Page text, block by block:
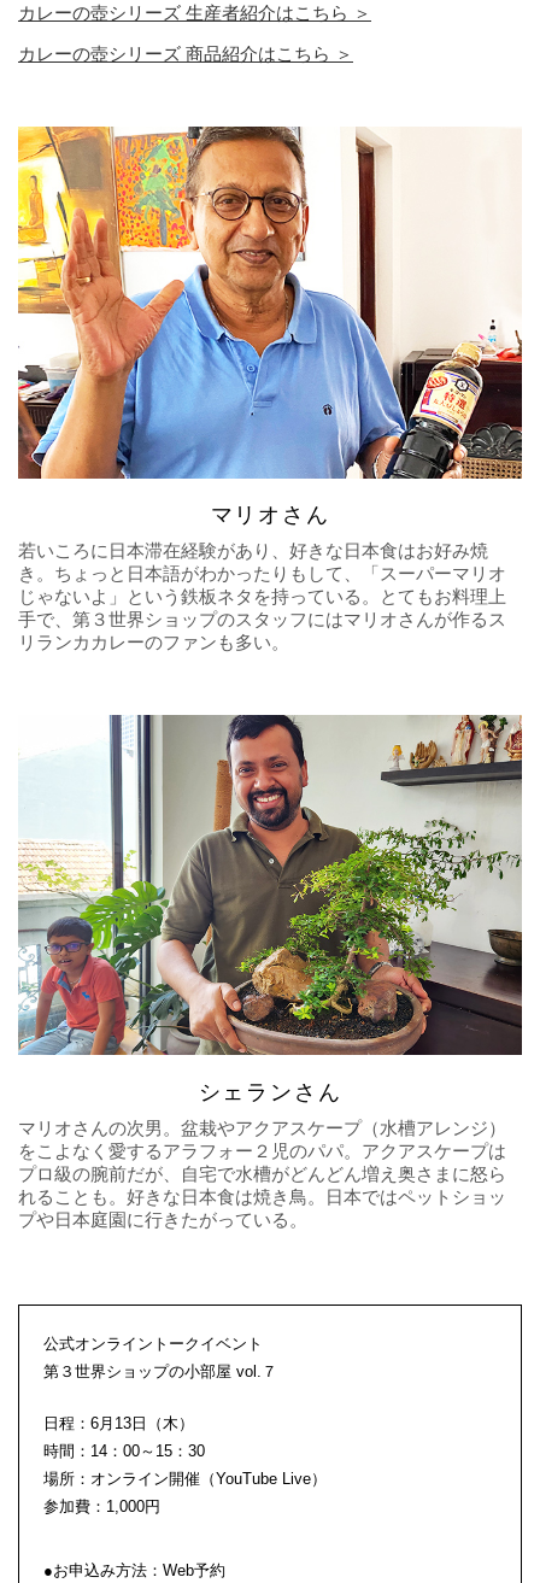
カレーの壺シリーズ 生産者紹介はこちら ＞
カレーの壺シリーズ 商品紹介はこちら ＞
マリオさん
若いころに日本滞在経験があり、好きな日本食はお好み焼
き。ちょっと日本語がわかったりもして、「スーパーマリオ
じゃないよ」という鉄板ネタを持っている。とてもお料理上
手で、第３世界ショップのスタッフにはマリオさんが作るス
リランカカレーのファンも多い。
シェランさん
マリオさんの次男。盆栽やアクアスケープ（水槽アレンジ）
をこよなく愛するアラフォー２児のパパ。アクアスケープは
プロ級の腕前だが、自宅で水槽がどんどん増え奥さまに怒ら
れることも。好きな日本食は焼き鳥。日本ではペットショッ
プや日本庭園に行きたがっている。
公式オンライントークイベント
第３世界ショップの小部屋 vol.７
日程：6月13日（木）
時間：14：00～15：30
場所：オンライン開催（YouTube Live）
参加費：1,000円
●お申込み方法：Web予約